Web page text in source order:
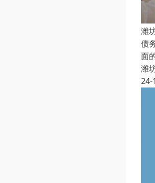
潍
债
面
潍
24-